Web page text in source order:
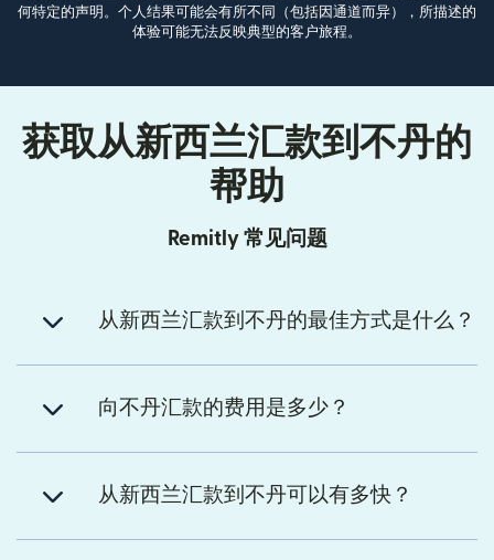
何特定的声明。个人结果可能会有所不同（包括因通道而异），所描述的
体验可能无法反映典型的客户旅程。
获取从新西兰汇款到不丹的
帮助
Remitly 常见问题
从新西兰汇款到不丹的最佳方式是什么？
向不丹汇款的费用是多少？
从新西兰汇款到不丹可以有多快？